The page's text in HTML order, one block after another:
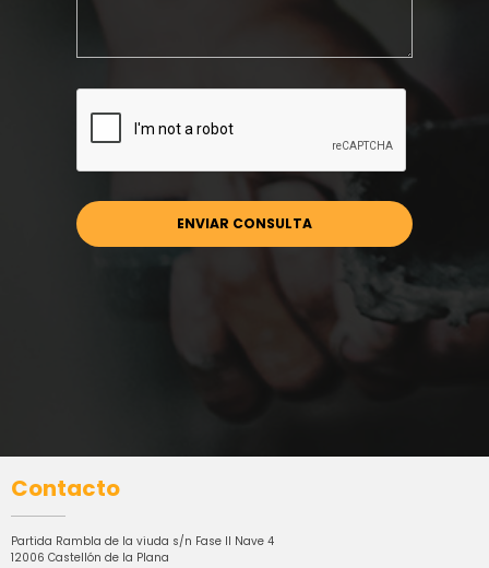
Contacto
Partida Rambla de la viuda s/n Fase II Nave 4
12006 Castellón de la Plana